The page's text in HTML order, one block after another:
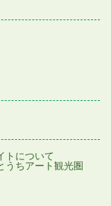
トについて
うちアート観光圏